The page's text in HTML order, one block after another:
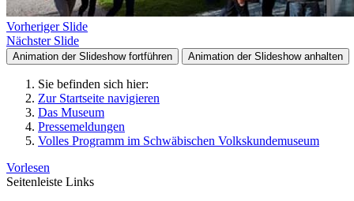
Vorheriger Slide
Nächster Slide
Animation der Slideshow fortführen Animation der Slideshow anhalten
Sie befinden sich hier:
Zur Startseite navigieren
Das Museum
Pressemeldungen
Volles Programm im Schwäbischen Volkskundemuseum
Vorlesen
Seitenleiste Links